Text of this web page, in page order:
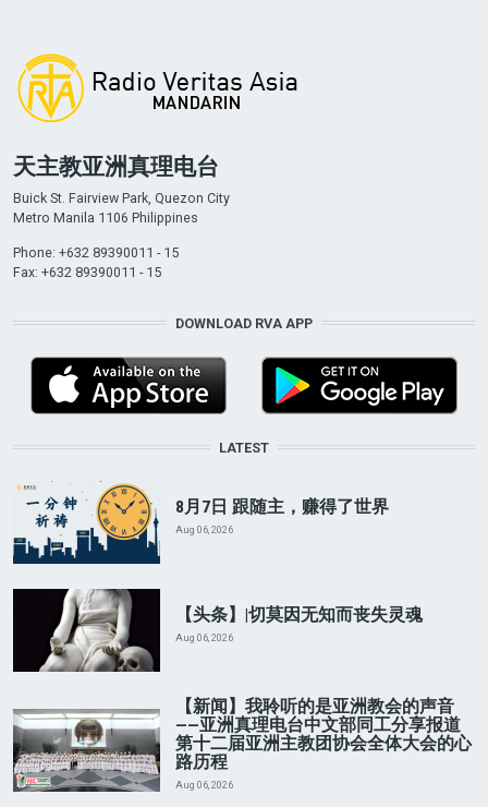
天主教亚洲真理电台
Buick St. Fairview Park, Quezon City
Metro Manila 1106 Philippines
Phone: +632 89390011 - 15
Fax: +632 89390011 - 15
DOWNLOAD RVA APP
LATEST
8月7日 跟随主，赚得了世界
Aug 06, 2026
【头条】|切莫因无知而丧失灵魂
Aug 06, 2026
【新闻】我聆听的是亚洲教会的声音
——亚洲真理电台中文部同工分享报道
第十二届亚洲主教团协会全体大会的心
路历程
Aug 06, 2026